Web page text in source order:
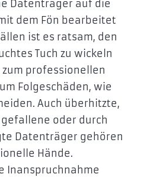
Datenträger auf die
dem Fön bearbeitet
ist es ratsam, den
Tuch zu wickeln
professionellen
Folgeschäden, wie
Auch überhitzte,
oder durch
Datenträger gehören
Hände.
Inanspruchnahme